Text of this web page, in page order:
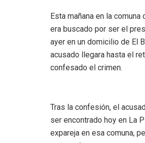
Esta mañana en la
era buscado por ser el
ayer en un domicilio de El
acusado llegara hasta el
confesado el crimen.
Tras la confesión, el
ser encontrado hoy en La
expareja en esa comuna,